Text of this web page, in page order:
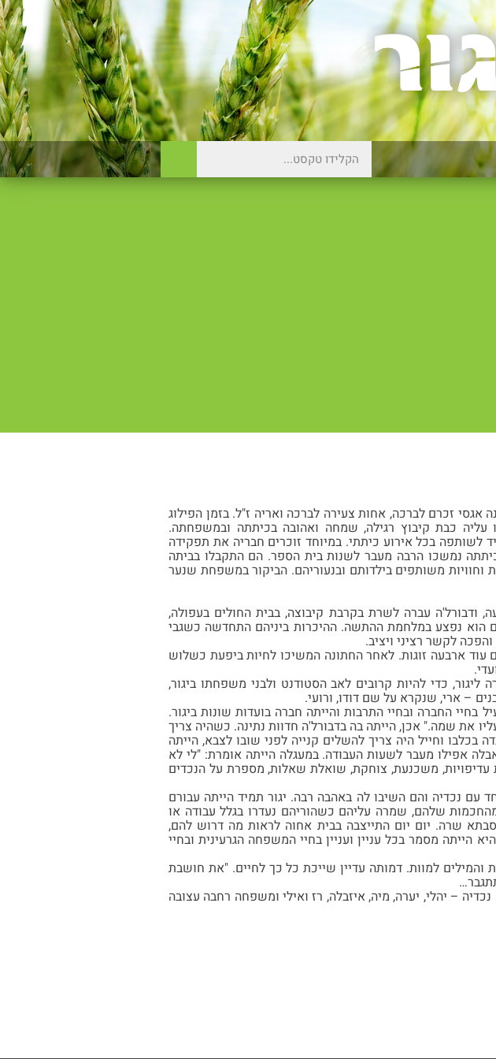
בת זקונים לאלימלך וחנה אגסי זכרם לברכה, אחות צעירה לברכה ואריה ז"ל. בזמן הפילוג
עליה כבת קיבוץ רגילה, שמחה ואהובה בכיתתה ובמשפחתה.
לשותפה בכל אירוע כיתתי. במיוחד זוכרים חבריה את תפקידה
נמשכו הרבה מעבר לשנות בית הספר. הם התקבלו בביתה
וחוויות משותפים בילדותם ובנעוריהם. הביקור במשפחת שנער
ז"ל במרדף בבקעה, ודבורל'ה עברה לשרת בקרבת קיבוצה, בבית החולים בעפולה,
את גבי, שגם הוא נפצע במלחמת ההתשה. ההיכרות ביניהם התחדשה כשגבי
לקשר רציני ויציב.
עם עוד ארבעה זוגות. לאחר החתונה המשיכו לחיות ביפעת כשלוש
עברה ליגור, כדי להיות קרובים לאב הסטודנט ולבני משפחתו ביגור,
– ארי, שנקרא על שם דודו, ורועי.
החברה ובחיי התרבות והייתה חברה בועדות שונות ביגור.
את שמה." אכן, הייתה בה בדבורל'ה חדוות נתינה. כשהיה צריך
וחייל היה צריך להשלים קנייה לפני שובו לצבא, הייתה
אפילו מעבר לשעות העבודה. במעגלה הייתה אומרת: "לי לא
משכנעת, צוחקת, שואלת שאלות, מספרת על הנכדים
נכדיה והם השיבו לה באהבה רבה. יגור תמיד הייתה עבורם
שלהם, שמרה עליהם כשהוריהם נעדרו בגלל עבודה או
שרה. יום יום התייצבה בבית אחוה לראות מה דרוש להם,
הייתה מסמר בכל עניין ועניין בחיי המשפחה הגרעינית ובחיי
למוות. דמותה עדיין שייכת כל כך לחיים. "את חושבת
– יהלי, יערה, מיה, איזבלה, רז ואילי ומשפחה רחבה עצובה